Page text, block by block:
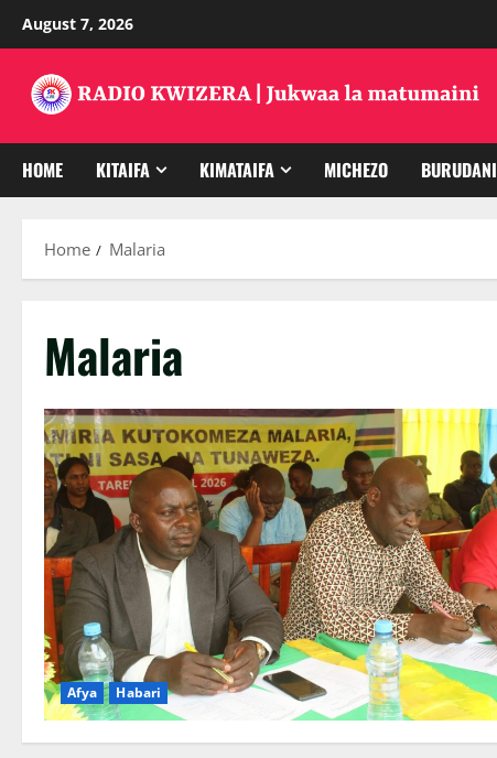
August 7, 2026
HOME KITAIFA KIMATAIFA MICHEZO BURUDANI
Home Malaria
Malaria
Afya Habari